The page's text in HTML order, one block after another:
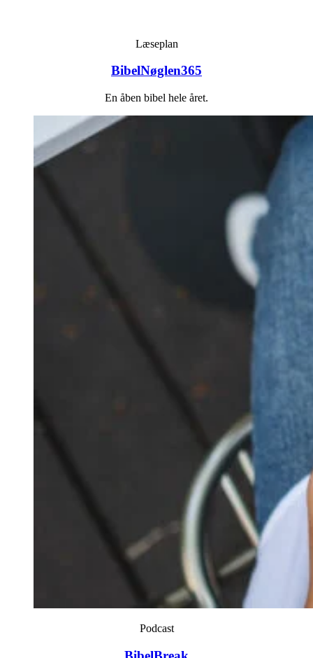
Læseplan
BibelNøglen365
En åben bibel hele året.
Podcast